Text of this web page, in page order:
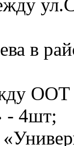
в
- 4шт;